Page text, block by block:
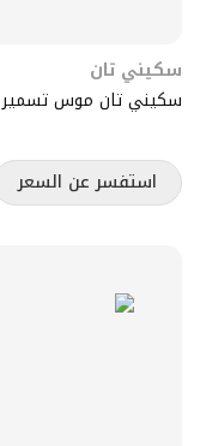
سكيني تان
سكيني تان موس تسمير 150 مل
استفسر عن السعر